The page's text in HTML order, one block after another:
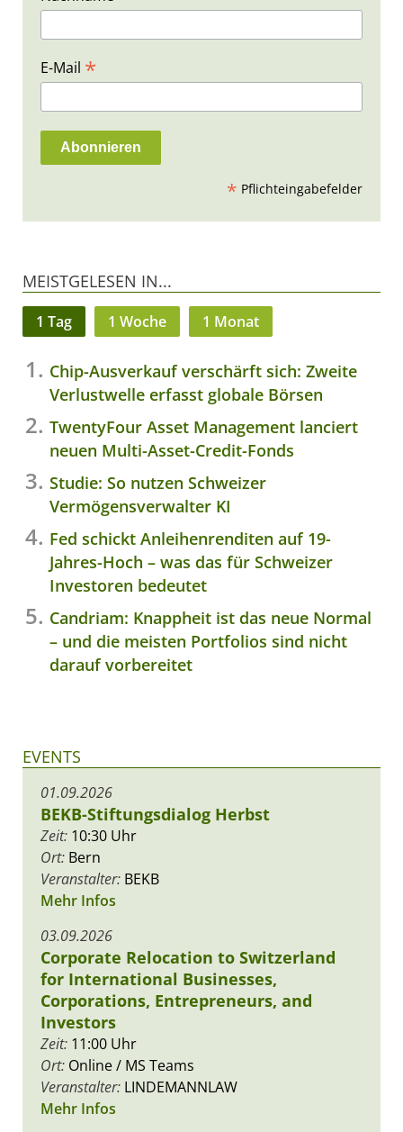
E-Mail *
* Pflichteingabefelder
MEISTGELESEN IN...
1 Tag 1 Woche 1 Monat
Chip-Ausverkauf verschärft sich: Zweite
Verlustwelle erfasst globale Börsen
TwentyFour Asset Management lanciert
neuen Multi-Asset-Credit-Fonds
Studie: So nutzen Schweizer
Vermögensverwalter KI
Fed schickt Anleihenrenditen auf 19-
Jahres-Hoch – was das für Schweizer
Investoren bedeutet
Candriam: Knappheit ist das neue Normal
– und die meisten Portfolios sind nicht
darauf vorbereitet
EVENTS
01.09.2026
BEKB-Stiftungsdialog Herbst
Zeit: 10:30 Uhr
Ort: Bern
Veranstalter: BEKB
Mehr Infos
03.09.2026
Corporate Relocation to Switzerland
for International Businesses,
Corporations, Entrepreneurs, and
Investors
Zeit: 11:00 Uhr
Ort: Online / MS Teams
Veranstalter: LINDEMANNLAW
Mehr Infos